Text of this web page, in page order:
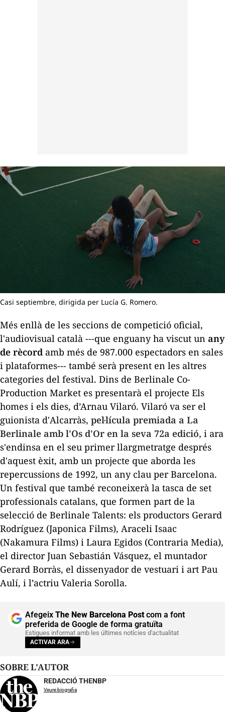
Casi septiembre, dirigida per Lucía G. Romero.
Més enllà de les seccions de competició oficial,
l'audiovisual català ---que enguany ha viscut un any
de rècord amb més de 987.000 espectadors en sales
i plataformes--- també serà present en les altres
categories del festival. Dins de Berlinale Co-
Production Market es presentarà el projecte Els
homes i els dies, d’Arnau Vilaró. Vilaró va ser el
guionista d'Alcarràs, pel·lícula premiada a La
Berlinale amb l'Os d'Or en la seva 72a edició, i ara
s'endinsa en el seu primer llargmetratge després
d'aquest èxit, amb un projecte que aborda les
repercussions de 1992, un any clau per Barcelona.
Un festival que també reconeixerà la tasca de set
professionals catalans, que formen part de la
selecció de Berlinale Talents: els productors Gerard
Rodríguez (Japonica Films), Araceli Isaac
(Nakamura Films) i Laura Egidos (Contraria Media),
el director Juan Sebastián Vásquez, el muntador
Gerard Borràs, el dissenyador de vestuari i art Pau
Aulí, i l’actriu Valeria Sorolla.
Afegeix The New Barcelona Postcom a font
preferida de Google de forma gratuïta
Estigues informat amb les últimes notícies d'actualitat
ACTIVAR ARA
SOBRE L'AUTOR
REDACCIÓ THENBP
Veure biografia